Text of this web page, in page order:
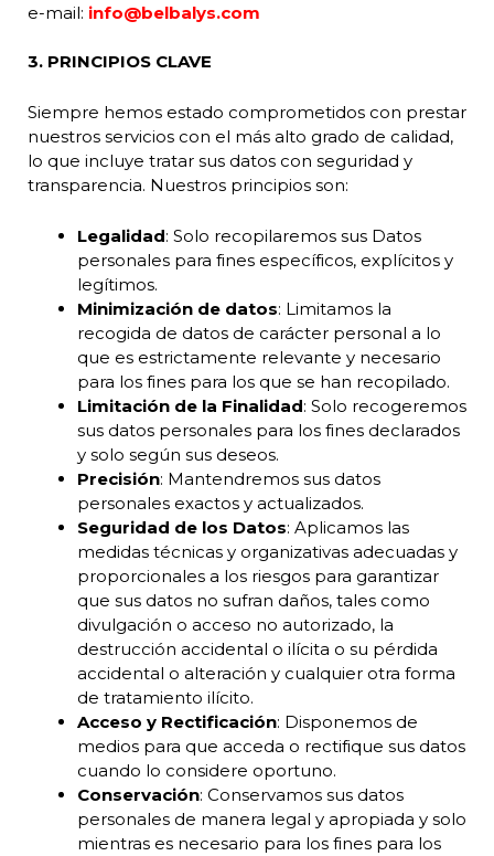
e-mail: info@belbalys.com
3. PRINCIPIOS CLAVE
Siempre hemos estado comprometidos con prestar
nuestros servicios con el más alto grado de calidad,
lo que incluye tratar sus datos con seguridad y
transparencia. Nuestros principios son:
Legalidad: Solo recopilaremos sus Datos
personales para fines específicos, explícitos y
legítimos.
Minimización de datos: Limitamos la
recogida de datos de carácter personal a lo
que es estrictamente relevante y necesario
para los fines para los que se han recopilado.
Limitación de la Finalidad: Solo recogeremos
sus datos personales para los fines declarados
y solo según sus deseos.
Precisión: Mantendremos sus datos
personales exactos y actualizados.
Seguridad de los Datos: Aplicamos las
medidas técnicas y organizativas adecuadas y
proporcionales a los riesgos para garantizar
que sus datos no sufran daños, tales como
divulgación o acceso no autorizado, la
destrucción accidental o ilícita o su pérdida
accidental o alteración y cualquier otra forma
de tratamiento ilícito.
Acceso y Rectificación: Disponemos de
medios para que acceda o rectifique sus datos
cuando lo considere oportuno.
Conservación: Conservamos sus datos
personales de manera legal y apropiada y solo
mientras es necesario para los fines para los